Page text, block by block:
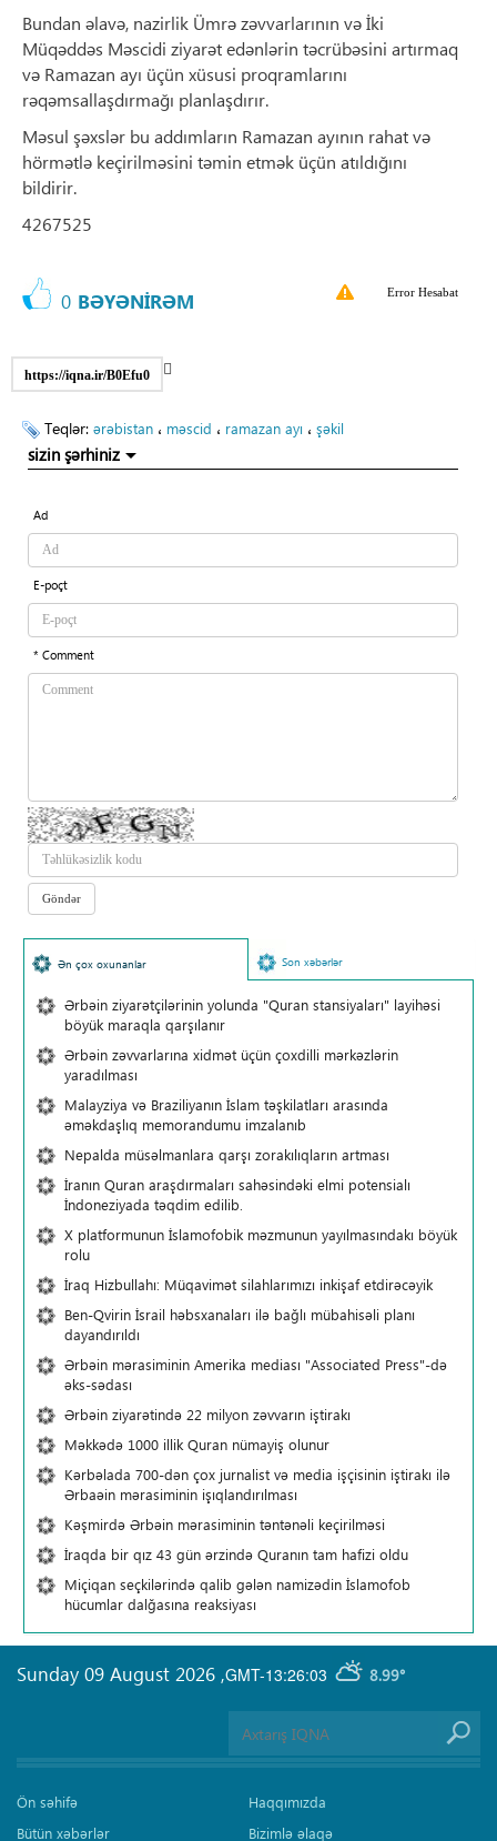
Bundan əlavə, nazirlik Ümrə zəvvarlarının və İki
Müqəddəs Məscidi ziyarət edənlərin təcrübəsini artırmaq
və Ramazan ayı üçün xüsusi proqramlarını
rəqəmsallaşdırmağı planlaşdırır.
Məsul şəxslər bu addımların Ramazan ayının rahat və
hörmətlə keçirilməsini təmin etmək üçün atıldığını
bildirir.
4267525
0 BƏYƏNİRƏM Error Hesabat
https://iqna.ir/B0Efu0
Teqlər: ərəbistan ، məscid ، ramazan ayı ، şəkil
sizin şərhiniz
Ad
E-poçt
* Comment
Ən çox oxunanlar Son xəbərlər
Ərbəin ziyarətçilərinin yolunda "Quran stansiyaları" layihəsi
böyük maraqla qarşılanır
Ərbəin zəvvarlarına xidmət üçün çoxdilli mərkəzlərin
yaradılması
Malayziya və Braziliyanın İslam təşkilatları arasında
əməkdaşlıq memorandumu imzalanıb
Nepalda müsəlmanlara qarşı zorakılıqların artması
İranın Quran araşdırmaları sahəsindəki elmi potensialı
İndoneziyada təqdim edilib.
X platformunun İslamofobik məzmunun yayılmasındakı böyük
rolu
İraq Hizbullahı: Müqavimət silahlarımızı inkişaf etdirəcəyik
Ben-Qvirin İsrail həbsxanaları ilə bağlı mübahisəli planı
dayandırıldı
Ərbəin mərasiminin Amerika mediası "Associated Press"-də
əks-sədası
Ərbəin ziyarətində 22 milyon zəvvarın iştirakı
Məkkədə 1000 illik Quran nümayiş olunur
Kərbəlada 700-dən çox jurnalist və media işçisinin iştirakı ilə
Ərbaəin mərasiminin işıqlandırılması
Kəşmirdə Ərbəin mərasiminin təntənəli keçirilməsi
İraqda bir qız 43 gün ərzində Quranın tam hafizi oldu
Miçiqan seçkilərində qalib gələn namizədin İslamofob
hücumlar dalğasına reaksiyası
GMT-13:26:03 8.99°
Sunday 09 August 2026 ,
Ön səhifə
Bütün xəbərlər
Haqqımızda
Bizimlə əlaqə